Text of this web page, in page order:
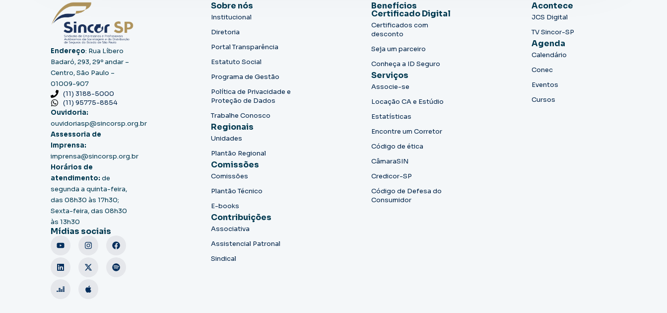
Endereço: Rua Líbero
Badaró, 293, 29º andar –
Centro, São Paulo –
01009-907
(11) 3188-5000
(11) 95775-8854
Ouvidoria:
ouvidoriasp@sincorsp.org.br
Assessoria de
Imprensa:
imprensa@sincorsp.org.br
Horários de
atendimento: de
segunda a quinta-feira,
das 08h30 às 17h30;
Sexta-feira, das 08h30
às 13h30
Mídias sociais
Sobre nós
Institucional
Diretoria
Portal Transparência
Estatuto Social
Programa de Gestão
Política de Privacidade e
Proteção de Dados
Trabalhe Conosco
Regionais
Unidades
Plantão Regional
Comissões
Comissões
Plantão Técnico
E-books
Contribuições
Associativa
Assistencial Patronal
Sindical
Benefícios
Certificado Digital
Certificados com
desconto
Seja um parceiro
Conheça a ID Seguro
Serviços
Associe-se
Locação CA e Estúdio
Estatísticas
Encontre um Corretor
Código de ética
CâmaraSIN
Credicor-SP
Código de Defesa do
Consumidor
Acontece
JCS Digital
TV Sincor-SP
Agenda
Calendário
Conec
Eventos
Cursos